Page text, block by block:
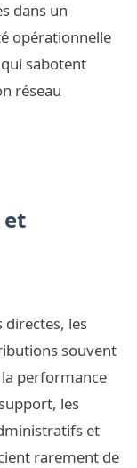
dans un
opérationnelle
sabotent
réseau
directes, les
souvent
performance
les
et
rarement de